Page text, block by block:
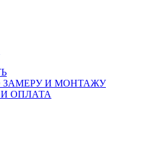
ЗАМЕРУ И МОНТАЖУ
ОПЛАТА